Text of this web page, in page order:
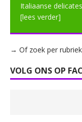
Italiaanse
[lees verder]
→ Of zoek per
VOLG ONS OP